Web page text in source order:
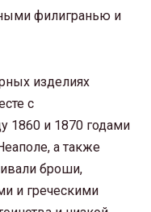
филигранью и
изделиях
с
1860 и 1870 годами
а также
броши,
и греческими